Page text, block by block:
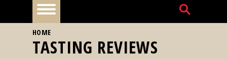
Home
YOU ARE HERE
HOME
TASTING REVIEWS